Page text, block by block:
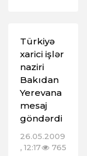
Türkiyə
xarici işlər
naziri
Bakıdan
Yerevana
mesaj
göndərdi
26.05.2009
, 12:17
765